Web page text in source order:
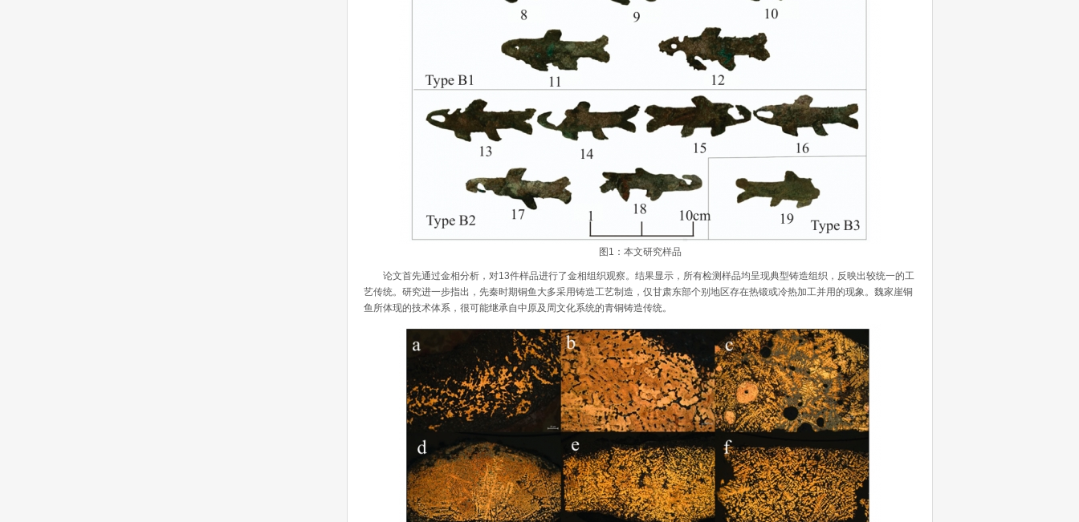
图1：本文研究样品
论文首先通过金相分析，对13件样品进行了金相组织观察。结果显示，所有检测样品均呈现典型铸造组织，反映出较统一的工
艺传统。研究进一步指出，先秦时期铜鱼大多采用铸造工艺制造，仅甘肃东部个别地区存在热锻或冷热加工并用的现象。魏家崖铜
鱼所体现的技术体系，很可能继承自中原及周文化系统的青铜铸造传统。